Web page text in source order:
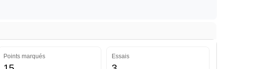
Points marqués Essais